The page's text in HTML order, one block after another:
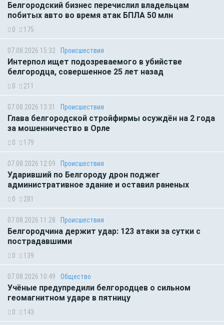
Белгородский бизнес перечислил владельцам
побитых авто во время атак БПЛА 50 млн
0 175
07.08.2026 15:32 Происшествия
Интерпол ищет подозреваемого в убийстве
белгородца, совершенное 25 лет назад
0 211
07.08.2026 13:31 Происшествия
Глава белгородской стройфирмы осуждён на 2 года
за мошенничество в Орле
0 179
07.08.2026 12:09 Происшествия
Ударивший по Белгороду дрон поджег
административное здание и оставил раненых
0 281
07.08.2026 11:28 Происшествия
Белгородчина держит удар: 123 атаки за сутки с
пострадавшими
0 139
07.08.2026 10:49 Общество
Учёные предупредили белгородцев о сильном
геомагнитном ударе в пятницу
0 143